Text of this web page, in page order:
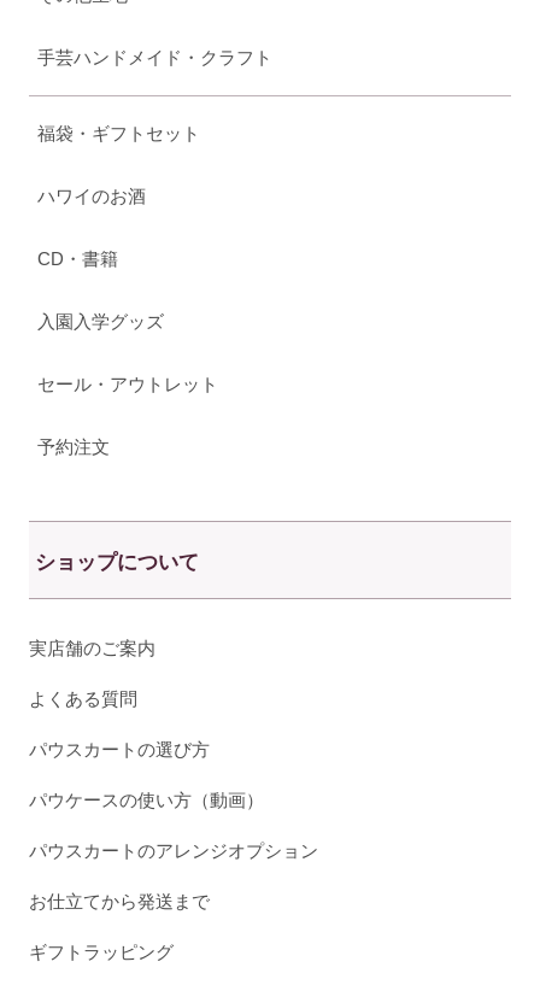
手芸ハンドメイド・クラフト
福袋・ギフトセット
ハワイのお酒
CD・書籍
入園入学グッズ
セール・アウトレット
予約注文
ショップについて
実店舗のご案内
よくある質問
パウスカートの選び方
パウケースの使い方（動画）
パウスカートのアレンジオプション
お仕立てから発送まで
ギフトラッピング